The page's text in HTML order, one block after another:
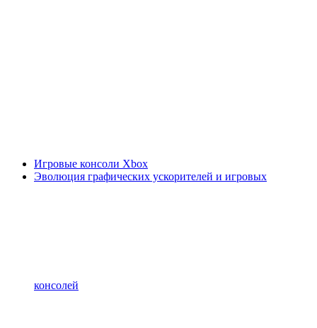
Игровые консоли Xbox
Эволюция графических ускорителей и игровых
консолей